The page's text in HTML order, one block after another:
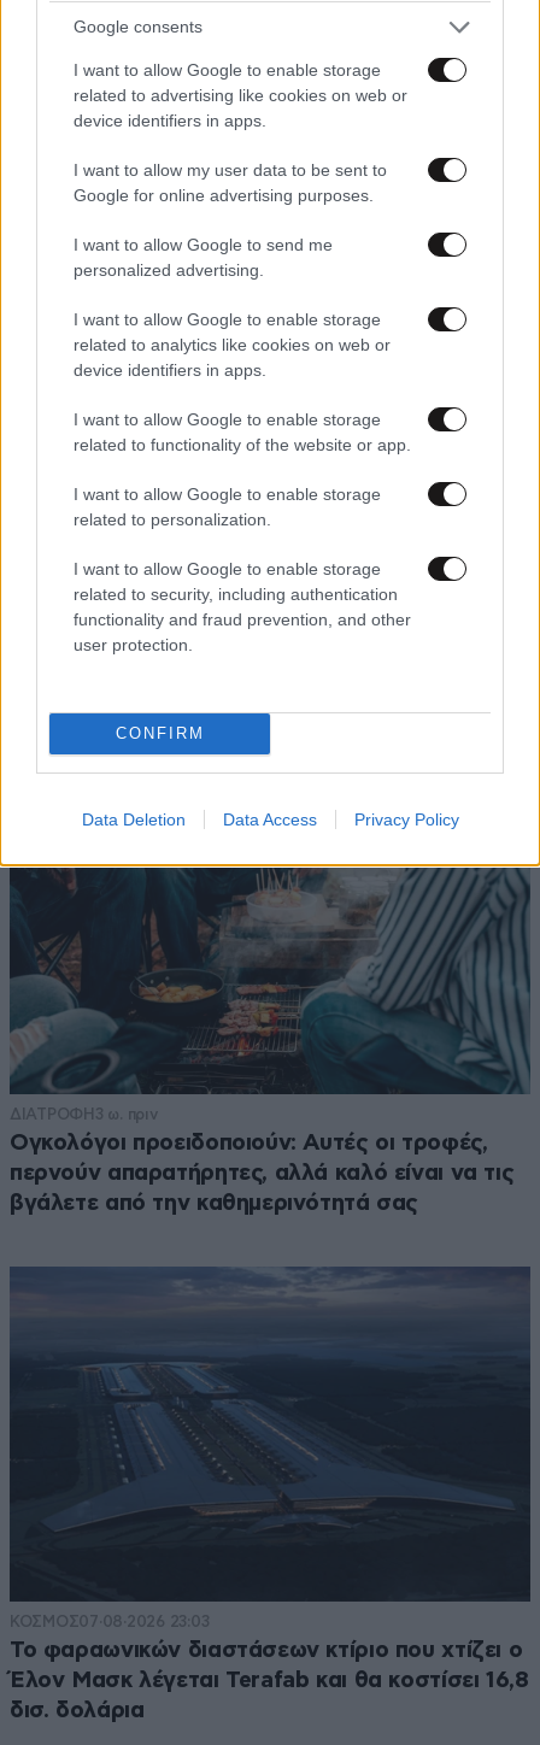
Google consents
I want to allow Google to enable storage
related to advertising like cookies on web or
device identifiers in apps.
I want to allow my user data to be sent to
Google for online advertising purposes.
I want to allow Google to send me
personalized advertising.
I want to allow Google to enable storage
related to analytics like cookies on web or
device identifiers in apps.
I want to allow Google to enable storage
related to functionality of the website or app.
I want to allow Google to enable storage
related to personalization.
I want to allow Google to enable storage
related to security, including authentication
functionality and fraud prevention, and other
user protection.
CONFIRM
Data Deletion Data Access Privacy Policy
ΔΙΑΤΡΟΦΗ 3 ω. πριν
Ογκολόγοι προειδοποιούν: Αυτές οι τροφές,
περνούν απαρατήρητες, αλλά καλό είναι να τις
βγάλετε από την καθημερινότητά σας
ΚΟΣΜΟΣ07·08·2026 23:03
Το φαραωνικών διαστάσεων κτίριο που χτίζει ο
Έλον Μασκ λέγεται Terafab και θα κοστίσει 16,8
δισ. δολάρια